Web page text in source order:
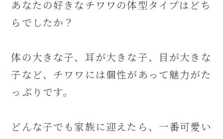
あなたの好きなチワワの体型タイプはどち
らでしたか？
体の大きな子、耳が大きな子、目が大きな
子など、チワワには個性があって魅力がた
っぷりです。
どんな子でも家族に迎えたら、一番可愛い